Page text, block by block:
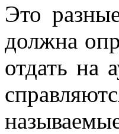
Это
должна
отдать на